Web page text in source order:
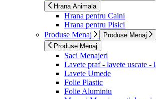
Hrana Animala
Hrana pentru Caini
Hrana pentru Pisici
Produse Menaj
Produse Menaj
Produse Menaj
Saci Menajeri
Lavete praf - lavete uscate -
Lavete Umede
Folie Plastic
Folie Aluminiu